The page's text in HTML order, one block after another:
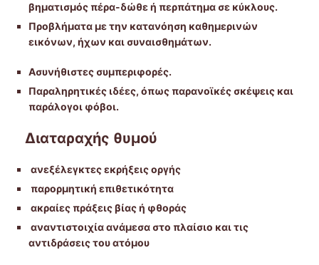
βηματισμός πέρα-δώθε ή περπάτημα σε κύκλους.
Προβλήματα με την κατανόηση καθημερινών
εικόνων, ήχων και συναισθημάτων.
Ασυνήθιστες συμπεριφορές.
Παραληρητικές ιδέες, όπως παρανοϊκές σκέψεις και
παράλογοι φόβοι.
Διαταραχής θυμού
ανεξέλεγκτες εκρήξεις οργής
παρορμητική επιθετικότητα
ακραίες πράξεις βίας ή φθοράς
αναντιστοιχία ανάμεσα στο πλαίσιο και τις
αντιδράσεις του ατόμου